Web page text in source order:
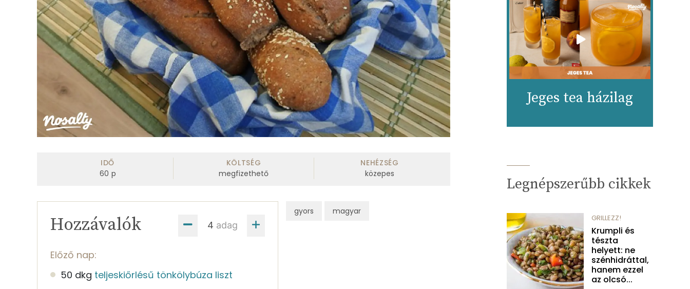
IDŐ
60 p
KÖLTSÉG
megfizethető
NEHÉZSÉG
közepes
adag
Hozzávalók
Előző nap:
50 dkg teljeskiőrlésű tönkölybúza liszt
gyors magyar
Jeges tea házilag
Legnépszerűbb cikkek
GRILLEZZ!
Krumpli és
tészta
helyett: ne
szénhidráttal,
hanem ezzel
az olcsó...